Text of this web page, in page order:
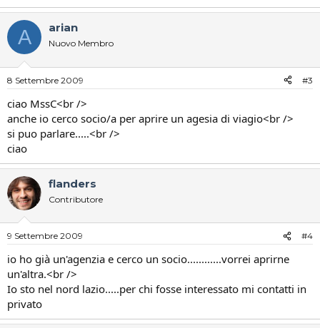
A arian
Nuovo Membro
8 Settembre 2009 #3
ciao MssC<br />
anche io cerco socio/a per aprire un agesia di viagio<br />
si puo parlare.....<br />
ciao
flanders
Contributore
9 Settembre 2009 #4
io ho già un'agenzia e cerco un socio............vorrei aprirne
un'altra.<br />
Io sto nel nord lazio.....per chi fosse interessato mi contatti in
privato